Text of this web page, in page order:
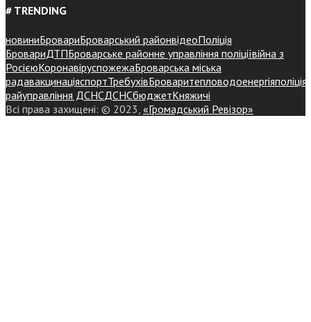
# TRENDING
новиниБровариБроварський районвідеоПоліція
БровариДТПБроварське районне управління поліціївійна з
РосієюКоронавіруспожежаБроварська міська
радавакцинаціяспортТребухівБроваритепловодоенергіяполіція
райуправління ДСНСДСНСбюджетКняжичі
Всі права захищені: © 2023, «Громадський Ревізор»